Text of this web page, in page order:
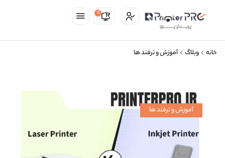
0
خانه وبلاگ آموزش و ترفند ها
آموزش و ترفند ها